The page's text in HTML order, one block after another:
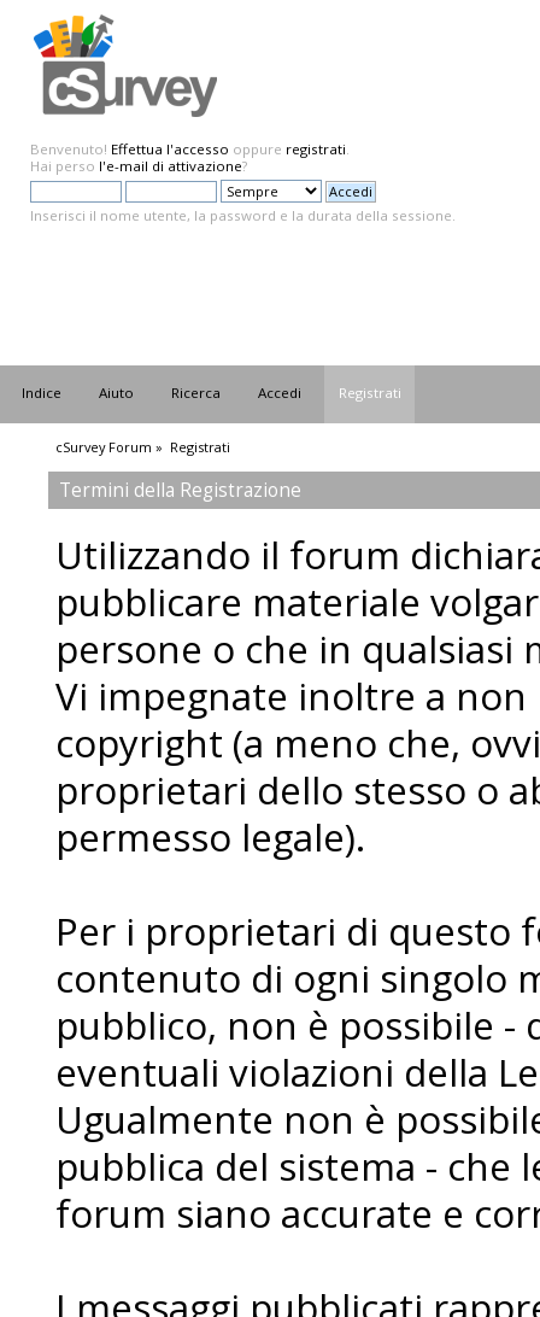
Benvenuto! Effettua l'accesso oppure registrati.
Hai perso l'e-mail di attivazione?
Inserisci il nome utente, la password e la durata della sessione.
Indice Aiuto Ricerca Accedi Registrati
cSurvey Forum » Registrati
Termini della Registrazione
Utilizzando il forum
pubblicare materiale
persone o che in qualsiasi
Vi impegnate inoltre a
copyright (a meno che,
proprietari dello stesso o
permesso legale).
Per i proprietari di questo
contenuto di ogni singolo
pubblico, non è possibile
eventuali violazioni della
Ugualmente non è
pubblica del sistema -
forum siano accurate e